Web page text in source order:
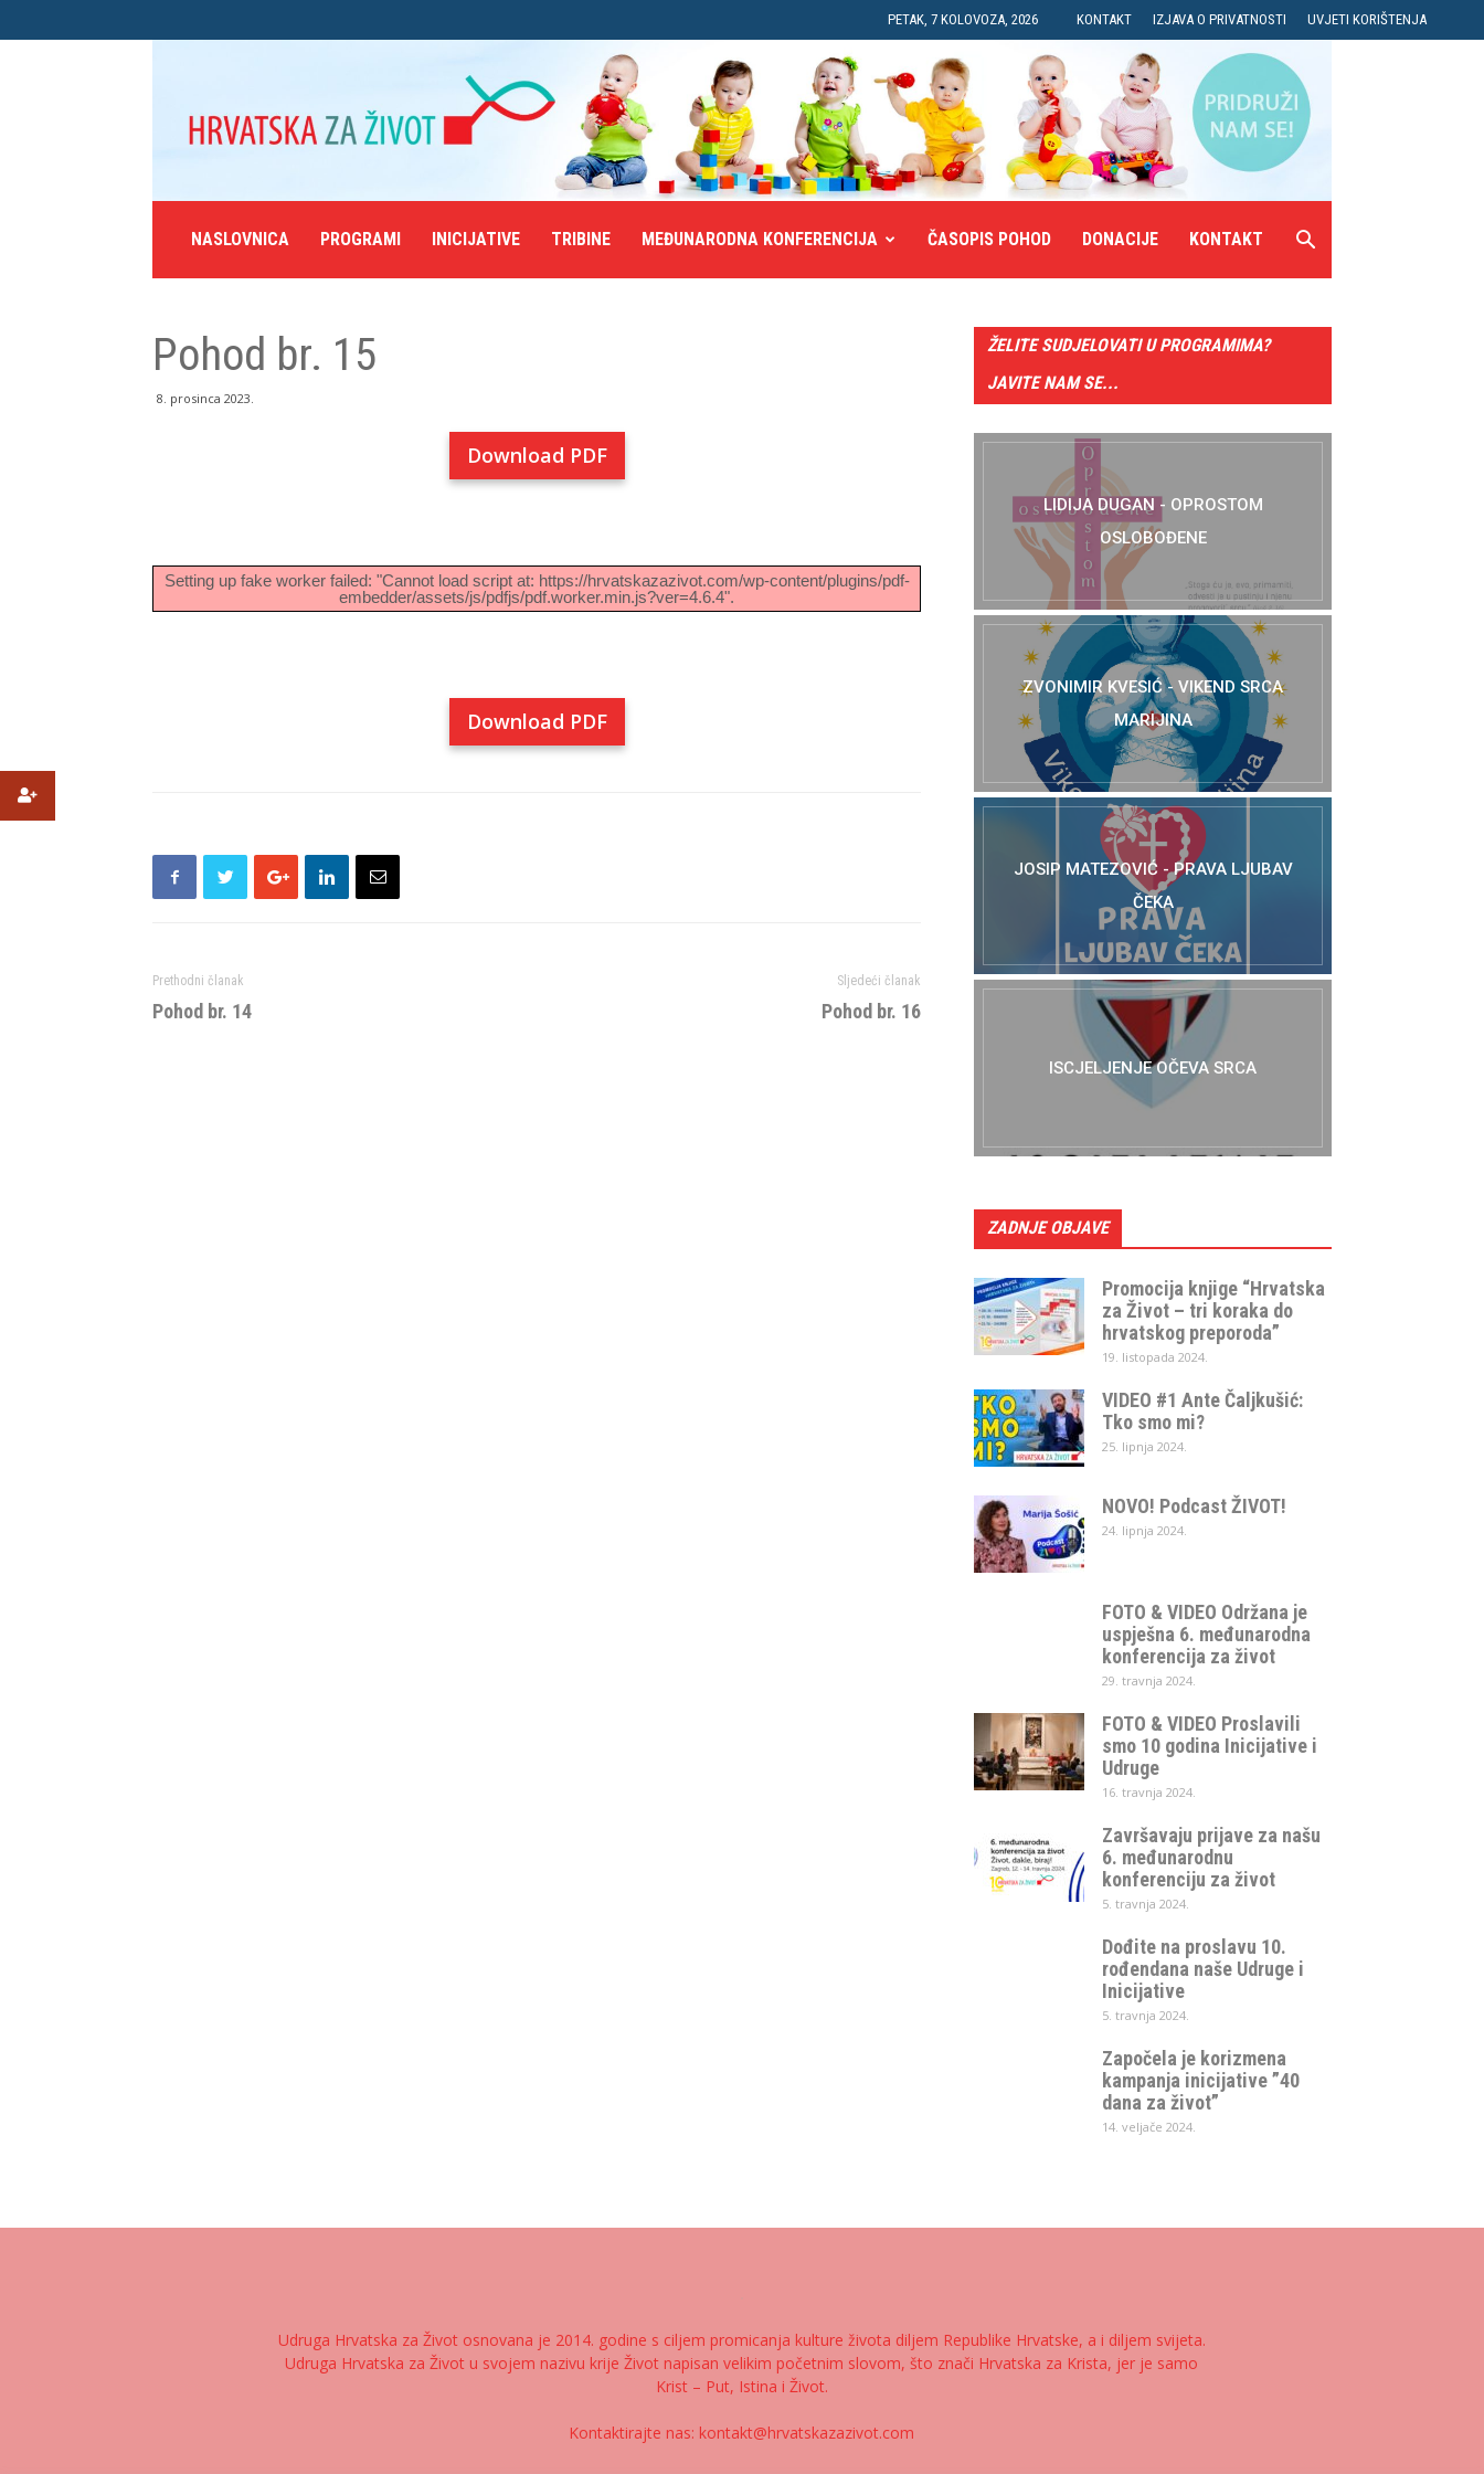
PETAK, 7 KOLOVOZA, 2026 KONTAKT IZJAVA O PRIVATNOSTI UVJETI KORIŠTENJA
NASLOVNICA PROGRAMI INICIJATIVE TRIBINE MEĐUNARODNA KONFERENCIJA ČASOPIS POHOD DONACIJE KONTAKT
Pohod br. 15
8. prosinca 2023.
Download PDF
Setting up fake worker failed: "Cannot load script at: https://hrvatskazazivot.com/wp-content/plugins/pdf-
embedder/assets/js/pdfjs/pdf.worker.min.js?ver=4.6.4".
Download PDF
Prethodni članak
Pohod br. 14
Sljedeći članak
Pohod br. 16
ŽELITE SUDJELOVATI U PROGRAMIMA?
JAVITE NAM SE...
LIDIJA DUGAN - OPROSTOM
OSLOBOĐENE
ZVONIMIR KVESIĆ - VIKEND SRCA
MARIJINA
JOSIP MATEZOVIĆ - PRAVA LJUBAV
ČEKA
ISCJELJENJE OČEVA SRCA
ZADNJE OBJAVE
Promocija knjige “Hrvatska
za Život – tri koraka do
hrvatskog preporoda”
19. listopada 2024.
VIDEO #1 Ante Čaljkušić:
Tko smo mi?
25. lipnja 2024.
NOVO! Podcast ŽIVOT!
24. lipnja 2024.
FOTO & VIDEO Održana je
uspješna 6. međunarodna
konferencija za život
29. travnja 2024.
FOTO & VIDEO Proslavili
smo 10 godina Inicijative i
Udruge
16. travnja 2024.
Završavaju prijave za našu
6. međunarodnu
konferenciju za život
5. travnja 2024.
Dođite na proslavu 10.
rođendana naše Udruge i
Inicijative
5. travnja 2024.
Započela je korizmena
kampanja inicijative ”40
dana za život”
14. veljače 2024.
Udruga Hrvatska za Život osnovana je 2014. godine s ciljem promicanja kulture života diljem Republike Hrvatske, a i diljem svijeta.
Udruga Hrvatska za Život u svojem nazivu krije Život napisan velikim početnim slovom, što znači Hrvatska za Krista, jer je samo
Krist – Put, Istina i Život.
Kontaktirajte nas: kontakt@hrvatskazazivot.com